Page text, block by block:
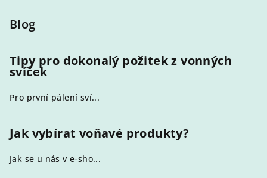
Blog
Tipy pro dokonalý požitek z vonných
svíček
Pro první pálení sví...
Jak vybírat voňavé produkty?
Jak se u nás v e-sho...